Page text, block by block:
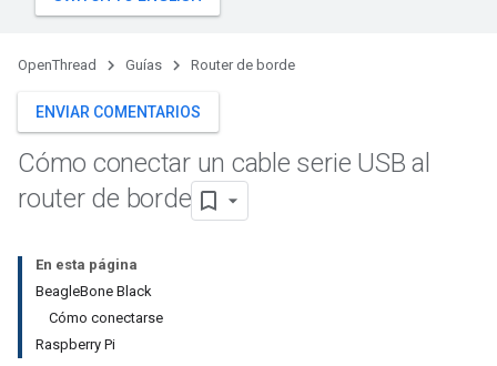
OpenThread Guías Router de borde
ENVIAR COMENTARIOS
Cómo conectar un cable serie USB al
router de borde
En esta página
BeagleBone Black
Cómo conectarse
Raspberry Pi